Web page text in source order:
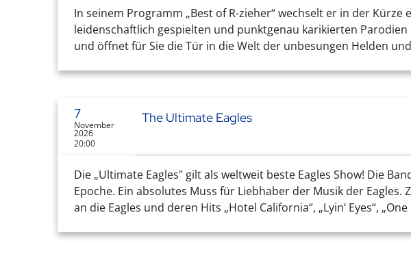
In seinem Programm „Best of R-zieher“ wechselt er in der
leidenschaftlich gespielten und punktgenau karikierten
und öffnet für Sie die Tür in die Welt der unbesungen Helden
7
November
2026
20:00
The Ultimate Eagles
Die „Ultimate Eagles" gilt als weltweit beste Eagles Show! Die
Epoche. Ein absolutes Muss für Liebhaber der Musik der
an die Eagles und deren Hits „Hotel California“, „Lyin‘ Eyes“,